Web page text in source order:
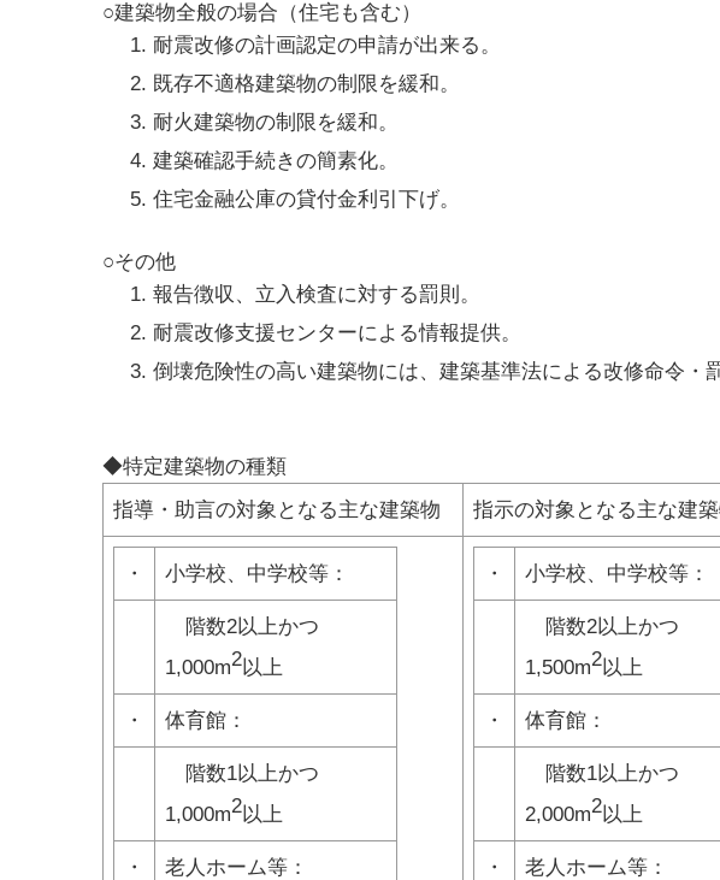
○建築物全般の場合（住宅も含む）
耐震改修の計画認定の申請が出来る。
既存不適格建築物の制限を緩和。
耐火建築物の制限を緩和。
建築確認手続きの簡素化。
住宅金融公庫の貸付金利引下げ。
○その他
報告徴収、立入検査に対する罰則。
耐震改修支援センターによる情報提供。
倒壊危険性の高い建築物には、建築基準法による改修命令・罰
◆特定建築物の種類
指導・助言の対象となる主な建築物
指示の対象となる主な建
・ 小学校、中学校等：
階数2以上かつ
1,000m2以上
・ 体育館：
階数1以上かつ
1,000m2以上
・ 老人ホーム等：
・ 小学校、中学校等：
階数2以上かつ
1,500m2以上
・ 体育館：
階数1以上かつ
2,000m2以上
・ 老人ホーム等：